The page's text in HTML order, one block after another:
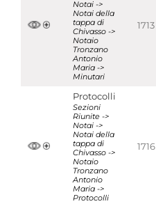
Notai ->
Notai della
tappa di
Chivasso ->
Notaio
Tronzano
Antonio
Maria ->
Minutari
1713
Protocolli
Sezioni
Riunite ->
Notai ->
Notai della
tappa di
Chivasso ->
Notaio
Tronzano
Antonio
Maria ->
Protocolli
1716